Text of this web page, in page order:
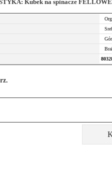
Kubek na spinacze